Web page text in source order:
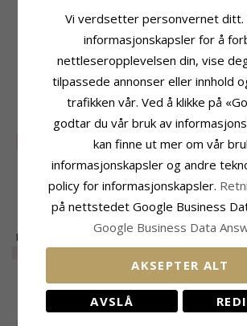
14
Hvitt Gull
Cut Grade:
Diamantfarge:
Karat:1,0
BESLEKTEDE
65%
Kampanje - diamant
solitairering i 14
EXTRA3938,-
UTGÅR 40%
solitairering i 14
karat hvitt gull 0,50 ct
EXTRA8969,-
NYLIG VISTE
Vi verdsetter personvernet ditt.
informasjonskapsler for å
nettleseropplevelsen din, vise
tilpassede annonser eller innhold
trafikken vår. Ved å klikke på
godtar du vår bruk av
kan finne ut mer om vår
informasjonskapsler og andre
policy for informasjonskapsler.
på nettstedet Google Business
Google Business Data
AKSEPTER ALT
AVSLÅ